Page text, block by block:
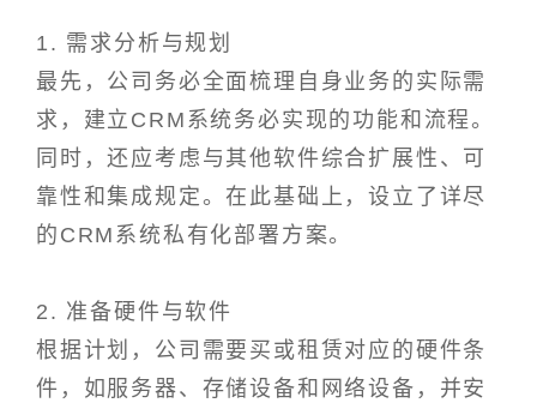
1. 需求分析与规划
最先，公司务必全面梳理自身业务的实际需
求，建立CRM系统务必实现的功能和流程。
同时，还应考虑与其他软件综合扩展性、可
靠性和集成规定。在此基础上，设立了详尽
的CRM系统私有化部署方案。
2. 准备硬件与软件
根据计划，公司需要买或租赁对应的硬件条
件，如服务器、存储设备和网络设备，并安